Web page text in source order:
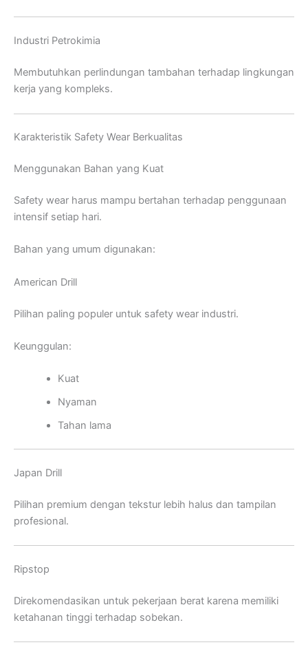
Industri Petrokimia
Membutuhkan perlindungan tambahan terhadap lingkungan
kerja yang kompleks.
Karakteristik Safety Wear Berkualitas
Menggunakan Bahan yang Kuat
Safety wear harus mampu bertahan terhadap penggunaan
intensif setiap hari.
Bahan yang umum digunakan:
American Drill
Pilihan paling populer untuk safety wear industri.
Keunggulan:
Kuat
Nyaman
Tahan lama
Japan Drill
Pilihan premium dengan tekstur lebih halus dan tampilan
profesional.
Ripstop
Direkomendasikan untuk pekerjaan berat karena memiliki
ketahanan tinggi terhadap sobekan.